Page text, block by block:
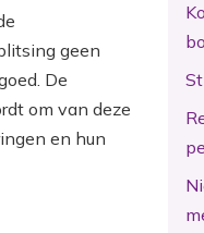
geen
De
om van deze
en hun